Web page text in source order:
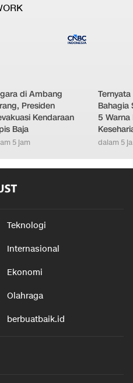
di Ambang
Presiden
Kendaraan
Baja
5 jam
Bahagia
5
dalam 5
Teknologi
Internasional
Ekonomi
Olahraga
berbuatbaik.id